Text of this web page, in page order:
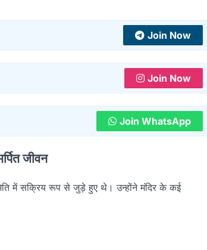
Join Now
Join Now
Join WhatsApp
जीवन
में सक्रिय रूप से जुड़े हुए थे। उन्होंने मंदिर के कई